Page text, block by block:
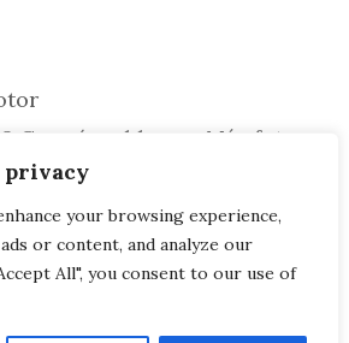
privacy
your browsing experience,
or content, and analyze our
All", you consent to our use of
Coupé en blanco: Más fotos
Pro
M4 con M xDrive araña la